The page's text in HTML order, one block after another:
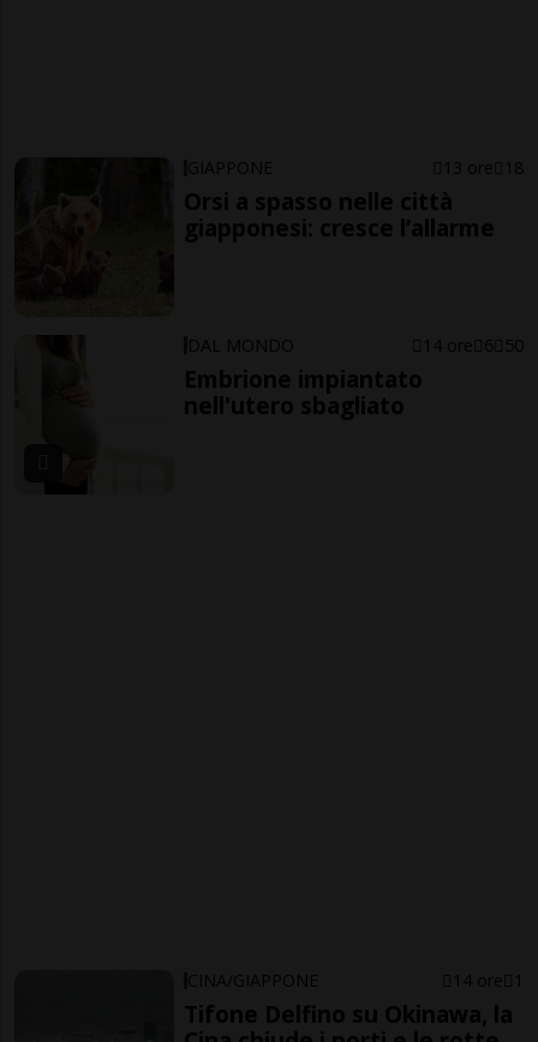
GIAPPONE 13 ore 18
Orsi a spasso nelle città
giapponesi: cresce l’allarme
DAL MONDO 14 ore 6 50
Embrione impiantato
nell'utero sbagliato
CINA/GIAPPONE 14 ore 1
Tifone Delfino su Okinawa, la